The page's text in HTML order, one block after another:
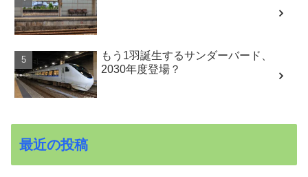
もう1羽誕生するサンダーバード、
2030年度登場？
最近の投稿